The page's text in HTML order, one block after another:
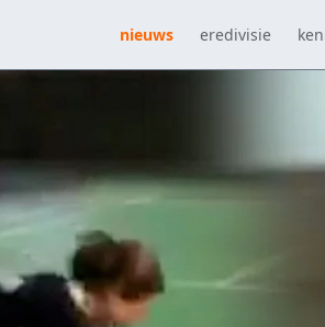
nieuws eredivisie